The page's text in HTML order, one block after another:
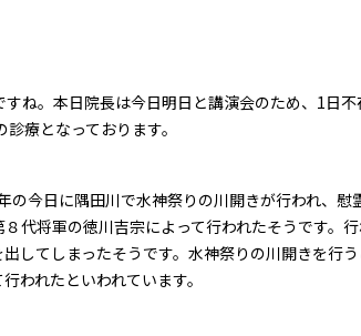
ね。本日院長は今日明日と講演会のため、1日不
療となっております。
今日に隅田川で水神祭りの川開きが行われ、慰
代将軍の徳川吉宗によって行われたそうです。
してしまったそうです。水神祭りの川開きを行
われたといわれています。